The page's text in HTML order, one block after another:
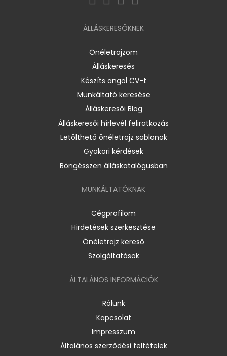
ÁLLÁSKERESŐKNEK
Önéletrajzom
Álláskeresés
Készíts angol CV-t
Munkáltató keresése
Álláskeresői Blog
Álláskeresői hírlevél feliratkozás
Letölthető önéletrajz sablonok
Gyakori kérdések
Böngésszen álláskatalógusban
MUNKÁLTATÓKNAK
Cégprofilom
Hirdetések szerkesztése
Önéletrajz kereső
Szolgáltatások
ÁLTALÁNOS INFORMÁCIÓK
Rólunk
Kapcsolat
Impresszum
Általános szerződési feltételek